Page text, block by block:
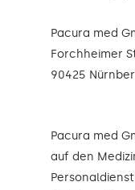
Pacura med
Forchheimer
90425
Pacura med
auf den